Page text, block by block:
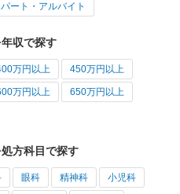
パート・アルバイト
収で探す
万円以上 450万円以上
万円以上 650万円以上
方科目で探す
眼科 精神科 小児科